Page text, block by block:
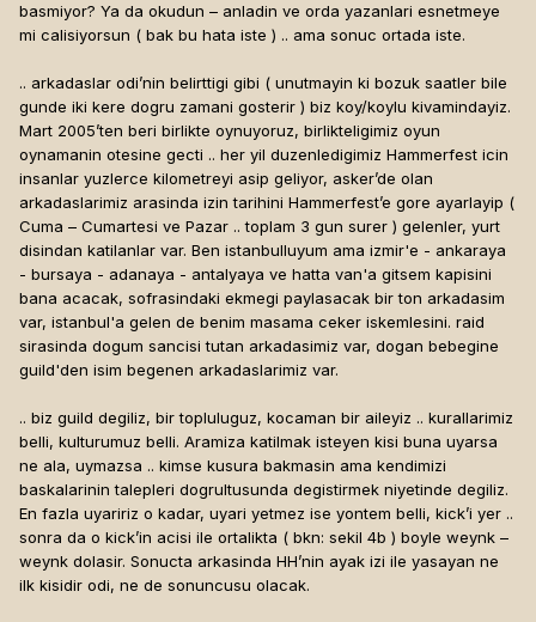
basmiyor? Ya da okudun – anladin ve orda yazanlari esnetmeye
mi calisiyorsun ( bak bu hata iste ) .. ama sonuc ortada iste.
.. arkadaslar odi’nin belirttigi gibi ( unutmayin ki bozuk saatler bile
gunde iki kere dogru zamani gosterir ) biz koy/koylu kivamindayiz.
Mart 2005’ten beri birlikte oynuyoruz, birlikteligimiz oyun
oynamanin otesine gecti .. her yil duzenledigimiz Hammerfest icin
insanlar yuzlerce kilometreyi asip geliyor, asker’de olan
arkadaslarimiz arasinda izin tarihini Hammerfest’e gore ayarlayip (
Cuma – Cumartesi ve Pazar .. toplam 3 gun surer ) gelenler, yurt
disindan katilanlar var. Ben istanbulluyum ama izmir'e - ankaraya
- bursaya - adanaya - antalyaya ve hatta van'a gitsem kapisini
bana acacak, sofrasindaki ekmegi paylasacak bir ton arkadasim
var, istanbul'a gelen de benim masama ceker iskemlesini. raid
sirasinda dogum sancisi tutan arkadasimiz var, dogan bebegine
guild'den isim begenen arkadaslarimiz var.
.. biz guild degiliz, bir topluluguz, kocaman bir aileyiz .. kurallarimiz
belli, kulturumuz belli. Aramiza katilmak isteyen kisi buna uyarsa
ne ala, uymazsa .. kimse kusura bakmasin ama kendimizi
baskalarinin talepleri dogrultusunda degistirmek niyetinde degiliz.
En fazla uyaririz o kadar, uyari yetmez ise yontem belli, kick’i yer ..
sonra da o kick’in acisi ile ortalikta ( bkn: sekil 4b ) boyle weynk –
weynk dolasir. Sonucta arkasinda HH’nin ayak izi ile yasayan ne
ilk kisidir odi, ne de sonuncusu olacak.